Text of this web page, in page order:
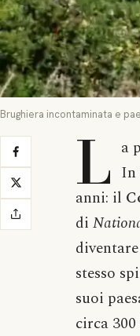
Brughiera incontaminata e
L a
In
anni: il
di
stesso
suoi
circa